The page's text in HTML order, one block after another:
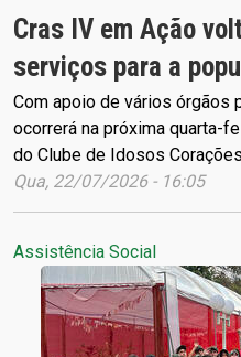
Cras IV em Ação
serviços para a
Com apoio de vários órgãos
ocorrerá na próxima quarta-
do Clube de Idosos
Qua, 22/07/2026 - 16:05
Assistência Social